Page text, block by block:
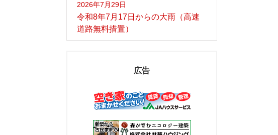
2026年7月29日
令和8年7月17日からの大雨（高速
道路無料措置）
広告